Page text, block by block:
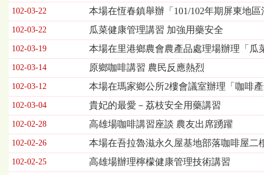
列
表，
位
依
序
為：
發
布
日
期、
標
題
102-03-22 本場在恆春鎮舉辦「101/102年期屏東地
102-03-22 瓜菜健康管理講習 加強用藥安全
102-03-19 本場在里港鄉農會農產品處理場辦理「瓜
102-03-14 原鄉咖啡講習 農民反應熱烈
102-03-12 本場在瑪家鄉公所2樓會議室辦理「咖啡
102-03-04 貴妃的最愛－荔枝安全用藥講習
102-02-28 高雄場咖啡講習座談 農友出席踴躍
102-02-26 本場在吾拉魯滋永久屋基地部落咖啡屋
102-02-25 高雄場辦理檸檬健康管理技術講習